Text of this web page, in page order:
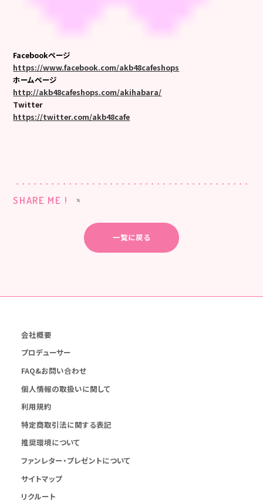
Facebookページ
https://www.facebook.com/akb48cafeshops
ホームページ
http://akb48cafeshops.com/akihabara/
Twitter
https://twitter.com/akb48cafe
SHARE ME !
一覧に戻る
会社概要
プロデューサー
FAQ&お問い合わせ
個人情報の取扱いに関して
利用規約
特定商取引法に関する表記
推奨環境について
ファンレター・プレゼントについて
サイトマップ
リクルート